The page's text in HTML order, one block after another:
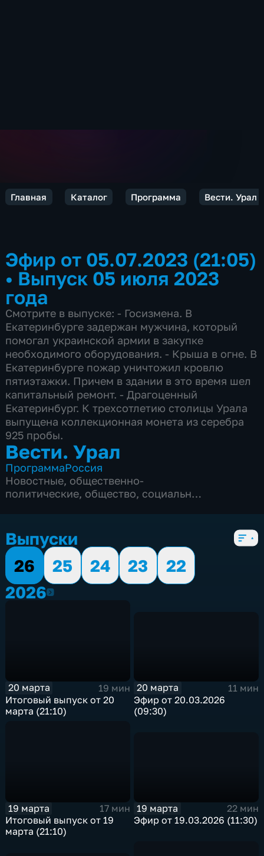
Главная Каталог Программа Вести. Урал
Эфир от 05.07.2023 (21:05)
• Выпуск 05 июля 2023
года
Смотрите в выпуске: - Госизмена. В
Екатеринбурге задержан мужчина, который
помогал украинской армии в закупке
необходимого оборудования. - Крыша в огне. В
Екатеринбурге пожар уничтожил кровлю
пятиэтажки. Причем в здании в это время шел
капитальный ремонт. - Драгоценный
Екатеринбург. К трехсотлетию столицы Урала
выпущена коллекционная монета из серебра
925 пробы.
Вести. Урал
ПрограммаРоссия
Новостные, общественно-
политические, общество, социально-
Выпуски
26
25 24 23
22
20262026
20 марта
19 мин
Итоговый выпуск от 20
марта (21:10)
20 марта
11 мин
Эфир от 20.03.2026
(09:30)
19 марта
17 мин
Итоговый выпуск от 19
марта (21:10)
19 марта
22 мин
Эфир от 19.03.2026 (11:30)